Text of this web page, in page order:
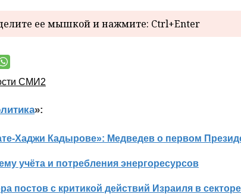
ее мышкой и нажмите: Ctrl+Enter
СМИ2
»:
Хаджи Кадырове»: Медведев о первом
учёта и потребления энергоресурсов
постов с критикой действий Израиля в